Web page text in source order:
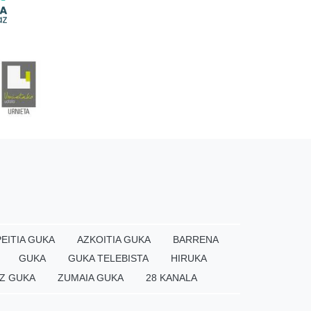
GUKA AZKOITIA GUKA
BARRENA
GUKA
GUKA TELEBISTA
HIRUKA
GUKA
ZUMAIA GUKA 28 KANALA